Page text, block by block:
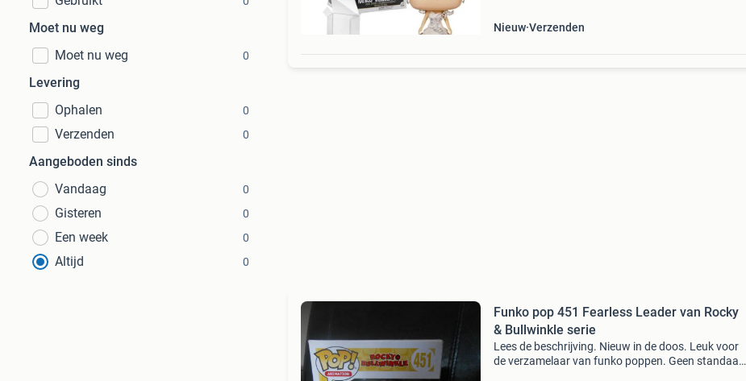
Moet nu weg
Moet nu weg
0
Levering
Ophalen
0
Verzenden 0
Aangeboden sinds
Vandaag
0
Gisteren 0
Een week 0
Altijd 0
Nieuw Verzenden
Funko pop 451 Fearless Leader van Rocky
& Bullwinkle serie
Lees de beschrijving. Nieuw in de doos. Leuk voor
de verzamelaar van funko poppen. Geen standaard